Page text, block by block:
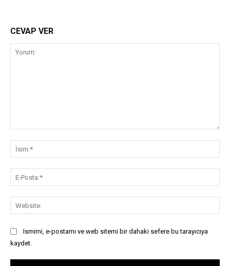
CEVAP VER
Ismimi, e-postamı ve web sitemi bir dahaki sefere bu tarayıcıya
kaydet.